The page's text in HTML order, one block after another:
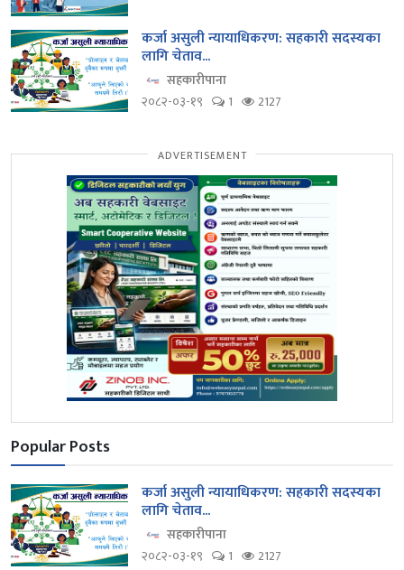
कर्जा असुली न्यायाधिकरण: सहकारी सदस्यका
लागि चेताव...
सहकारीपाना
२०८२-०३-१९
1 2127
ADVERTISEMENT
Popular Posts
कर्जा असुली न्यायाधिकरण: सहकारी सदस्यका
लागि चेताव...
सहकारीपाना
२०८२-०३-१९
1 2127